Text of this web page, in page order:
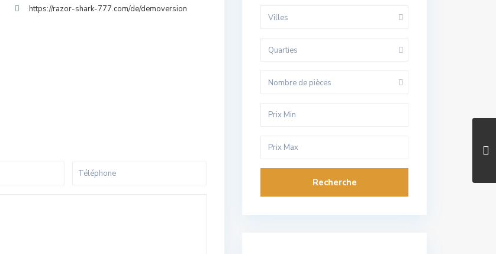
https://razor-shark-777.com/de/demoversion
Villes
Quarties
Nombre de pièces
Recherche